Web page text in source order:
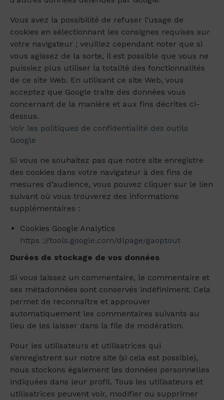
Vous avez la possibilité de refuser l’usage de
cookies en sélectionnant les consignes requises sur
votre navigateur ; veuillez cependant noter que si
vous agissez de la sorte, il est possible que vous ne
puissiez plus utiliser la totalité des fonctionnalités
de ce site Web. En utilisant ce site Web, vous
acceptez que Google traite des données vous
concernant de la manière et aux fins décrites ci-
dessus.
Voir les politiques de confidentialité des outils
Google
Si vous ne souhaitez pas que notre site enregistre
des cookies dans votre navigateur à des fins de
mesures d’audience, vous pouvez cliquer sur le lien
suivant où vous trouverez des informations
supplémentaires :
Cookies Google Analytics
https ://tools.google.com/dlpage/gaoptout
Durées de stockage de vos données
Si vous laissez un commentaire, le commentaire et
ses métadonnées sont conservés indéfiniment. Cela
permet de reconnaître et approuver
automatiquement les commentaires suivants au
lieu de les laisser dans la file de modération.
Pour les utilisateurs et utilisatrices qui
s’enregistrent sur notre site (si cela est possible),
nous stockons également les données personnelles
indiquées dans leur profil. Tous les utilisateurs et
utilisatrices peuvent voir, modifier ou supprimer